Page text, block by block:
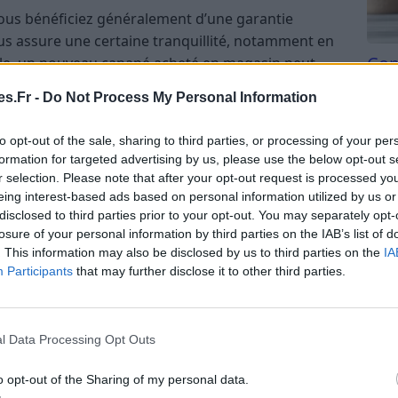
- Do Not Process My Personal Information
opt-out of the sale, sharing to third parties, or processing of your
for targeted advertising by us, please use the below opt-out
selection. Please note that after your opt-out request is processed
interest-based ads based on personal information utilized by us
to third parties prior to your opt-out. You may separately
of your personal information by third parties on the IAB’s list of
This information may also be disclosed by us to third parties on the
Participants that may further disclose it to other third parties.
Data Processing Opt Outs
opt-out of the Sharing of my personal data.
bénéficiez généralement d’une garantie
assure une certaine tranquillité, notamment en
un nouveau canapé acheté en magasin peut
pas toujours le cas avec un meuble
couleurs, tailles et matériaux. Si vous avez des
équipement, l’achat neuf facilite la
une cuisine équipée sur mesure ou un matelas
la meilleure option.
en vigueur en matière de sécurité,
important pour les produits pour
matériaux de construction, où la conformité
Tri
du